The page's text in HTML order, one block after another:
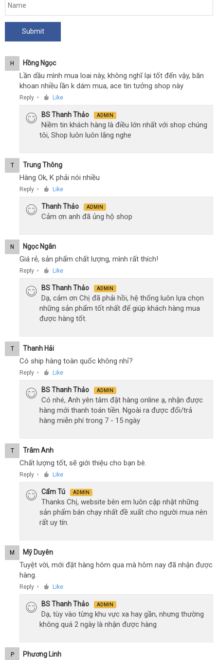
H Hồng Ngọc
Lần dầu mình mua loai này, không nghĩ lại tốt đến vậy, băn
khoan nhiều lần k dám mua, ace tin tưởng shop này
Reply ● Like
BS Thanh Thảo ADMIN
Niềm tin khách hàng là điều lớn nhất với shop chúng
tôi, Shop luôn luôn lắng nghe
T Trung Thông
Hàng Ok, K phải nói nhiều
Reply ● Like
Thanh Thảo ADMIN
Cảm ơn anh đã ủng hộ shop
N Ngọc Ngân
Giá rẻ, sản phẩm chất lượng, mình rất thích!
Reply ● Like
BS Thanh Thảo ADMIN
Dạ, cảm ơn Chị đã phải hồi, hệ thống luôn lựa chọn
những sản phẩm tốt nhất để giúp khách hàng mua
được hàng tốt.
T Thanh Hải
Có ship hàng toàn quốc không nhỉ?
Reply ● Like
BS Thanh Thảo ADMIN
Có nhé, Anh yên tâm đặt hàng online ạ, nhận được
hàng mới thanh toán tiền. Ngoài ra được đổi/trả
hàng miễn phí trong 7 - 15 ngày
T Trâm Anh
Chất lượng tốt, sẽ giới thiệu cho bạn bè.
Reply ● Like
Cẩm Tú ADMIN
Thanks Chị, website bên em luôn cập nhật những
sản phẩm bán chạy nhất đề xuất cho người mua nên
rất uy tín.
M Mỹ Duyên
Tuyệt vời, mới đặt hàng hôm qua mà hôm nay đã nhận được
hàng.
Reply ● Like
BS Thanh Thảo ADMIN
Dạ, tùy vào từng khu vực xa hay gần, nhưng thường
không quá 2 ngày là nhận được hàng
P Phương Linh